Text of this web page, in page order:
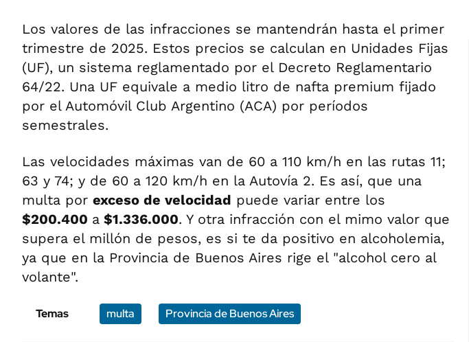
Los valores de las infracciones se mantendrán hasta el primer
trimestre de 2025. Estos precios se calculan en Unidades Fijas
(UF), un sistema reglamentado por el Decreto Reglamentario
64/22. Una UF equivale a medio litro de nafta premium fijado
por el Automóvil Club Argentino (ACA) por períodos
semestrales.
Las velocidades máximas van de 60 a 110 km/h en las rutas 11;
63 y 74; y de 60 a 120 km/h en la Autovía 2. Es así, que una
multa por exceso de velocidad puede variar entre los
$200.400 a $1.336.000. Y otra infracción con el mimo valor que
supera el millón de pesos, es si te da positivo en alcoholemia,
ya que en la Provincia de Buenos Aires rige el "alcohol cero al
volante".
Temas multa Provincia de Buenos Aires